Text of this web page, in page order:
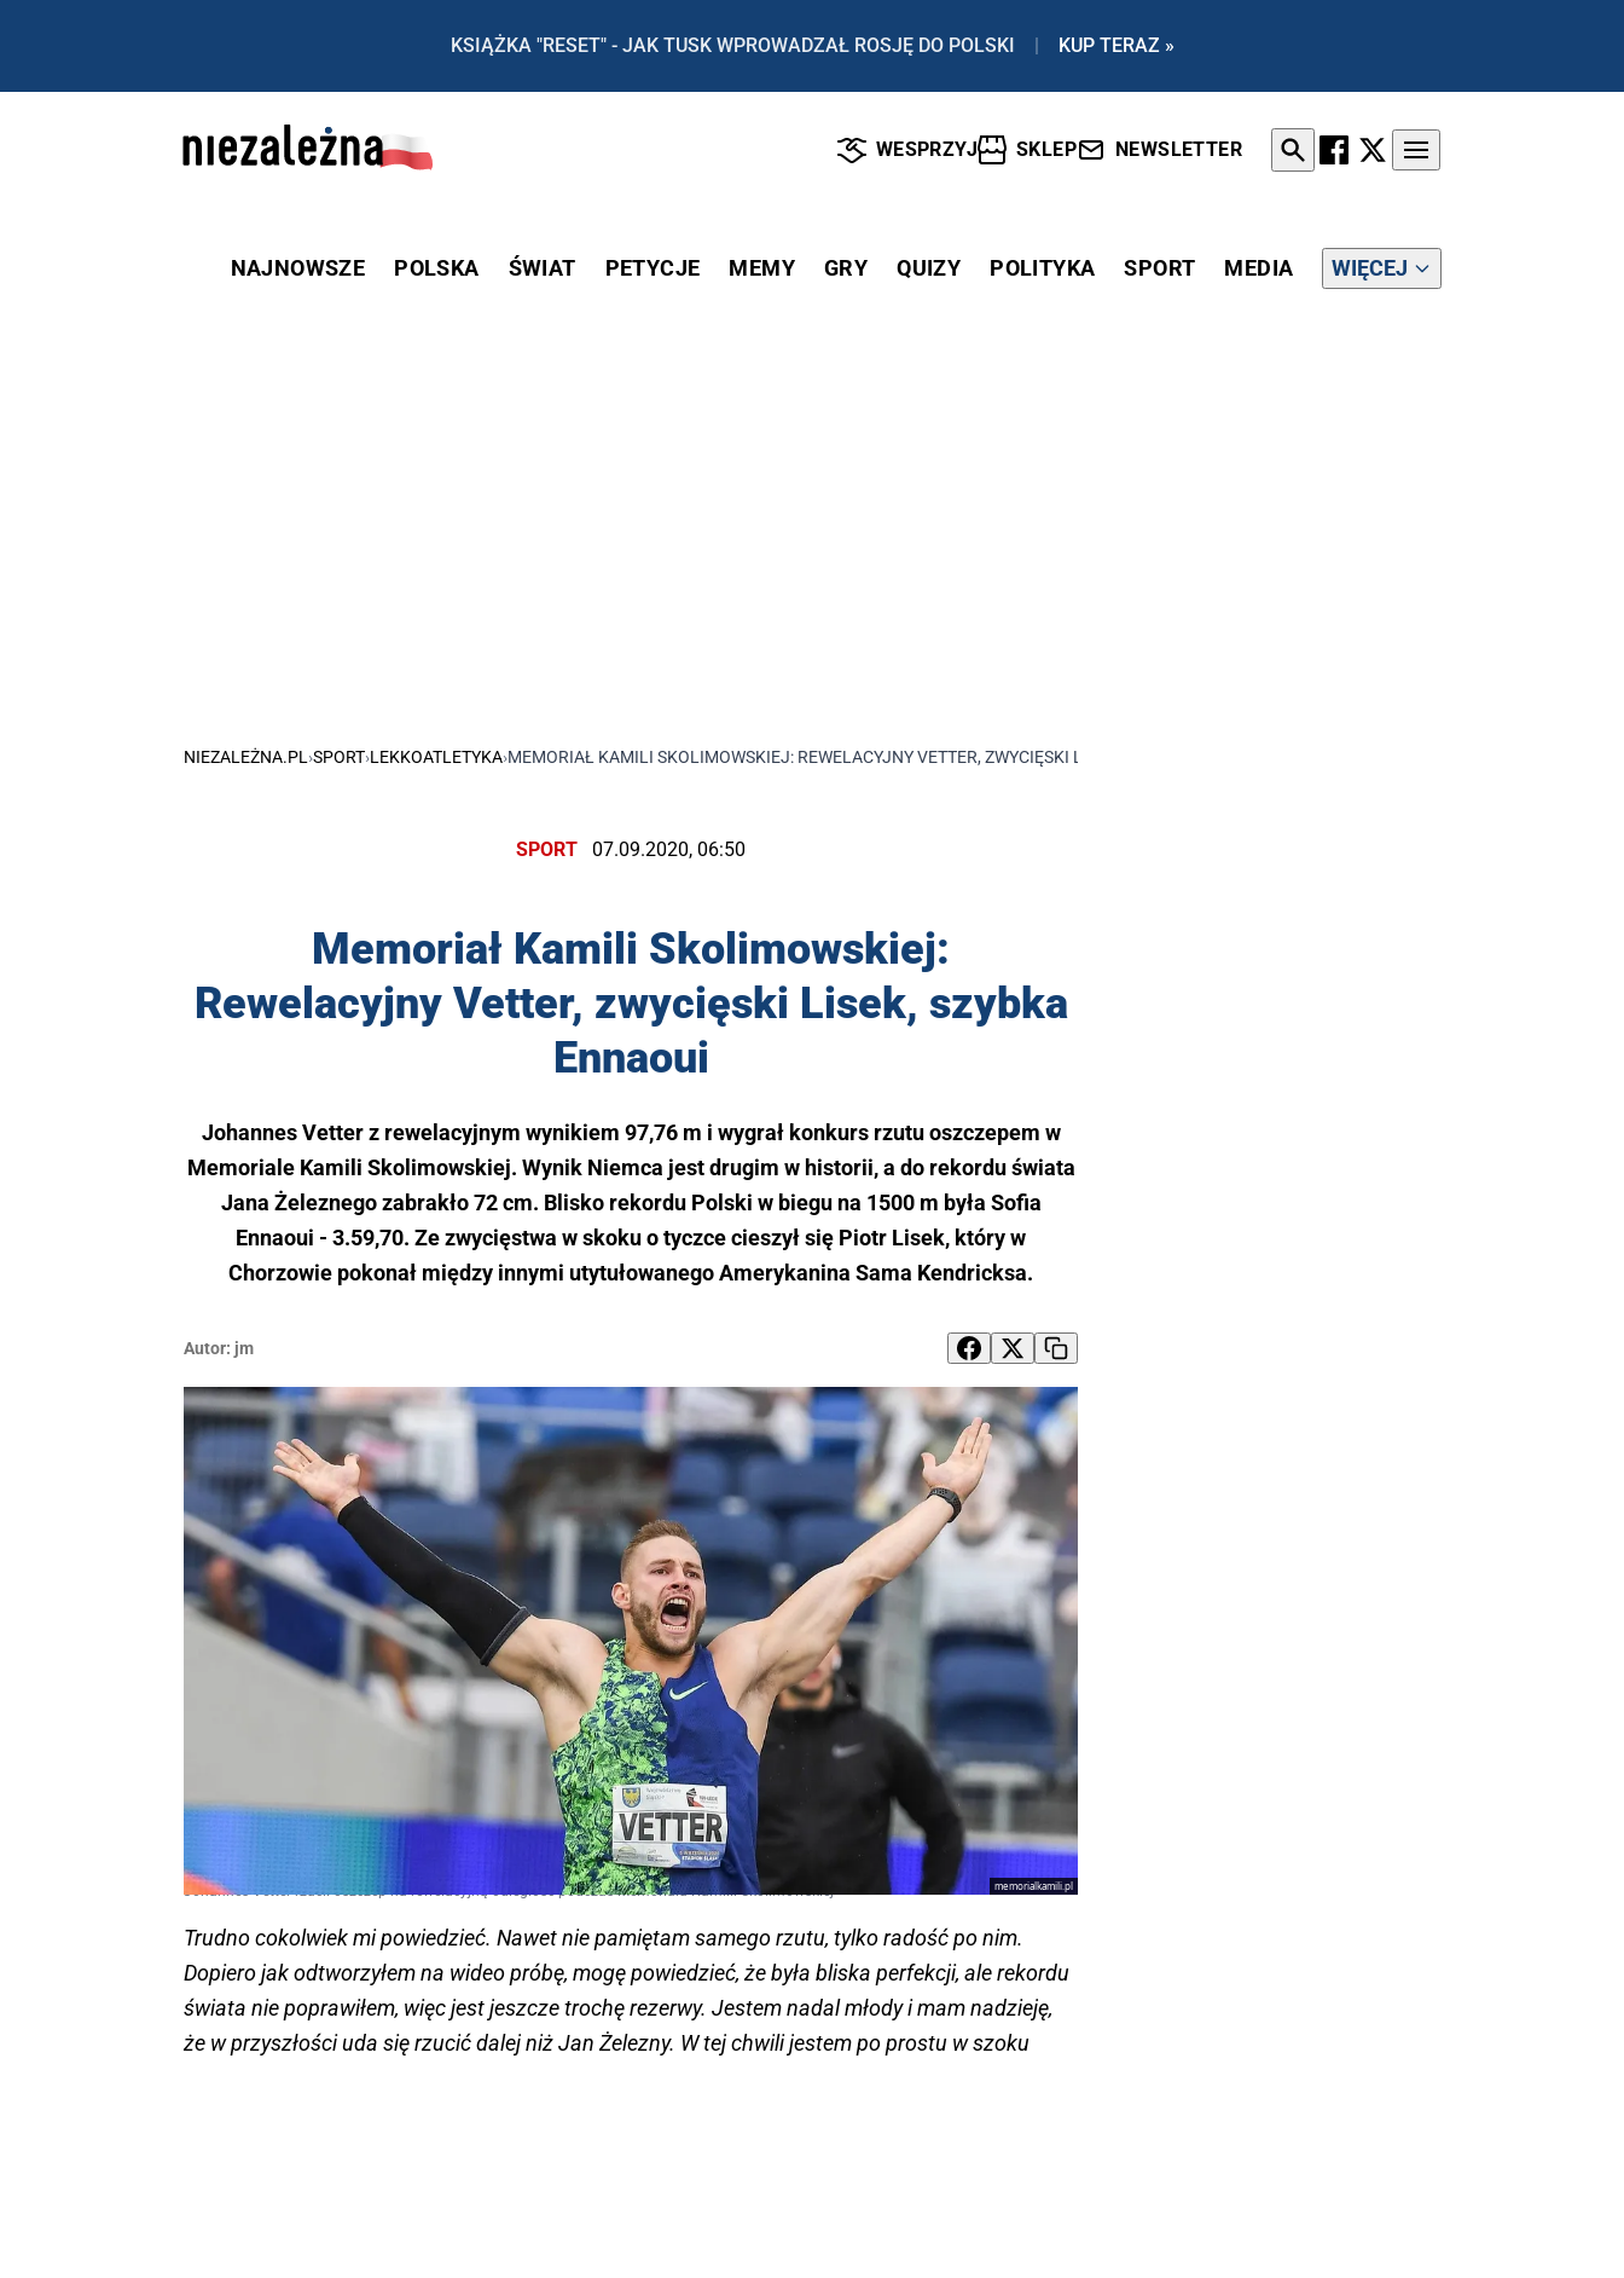
KSIĄŻKA "RESET" - JAK TUSK WPROWADZAŁ ROSJĘ DO POLSKI | KUP TERAZ »
WESPRZYJ SKLEP NEWSLETTER
NAJNOWSZE POLSKA ŚWIAT PETYCJE MEMY GRY QUIZY POLITYKA SPORT MEDIA WIĘCEJ
NIEZALEŻNA.PL ›SPORT›LEKKOATLETYKA›MEMORIAŁ KAMILI SKOLIMOWSKIEJ: REWELACYJNY VETTER, ZWYCIĘSKI LISEK, SZYBKA ENNAOUI
SPORT 07.09.2020, 06:50
Memoriał Kamili Skolimowskiej:
Rewelacyjny Vetter, zwycięski Lisek, szybka
Ennaoui
Johannes Vetter z rewelacyjnym wynikiem 97,76 m i wygrał konkurs rzutu oszczepem w
Memoriale Kamili Skolimowskiej. Wynik Niemca jest drugim w historii, a do rekordu świata
Jana Żeleznego zabrakło 72 cm. Blisko rekordu Polski w biegu na 1500 m była Sofia
Ennaoui - 3.59,70. Ze zwycięstwa w skoku o tyczce cieszył się Piotr Lisek, który w
Chorzowie pokonał między innymi utytułowanego Amerykanina Sama Kendricksa.
Autor: jm
memorialkamili.pl
Johannes Vetter rzucił oszczep na rewelacyjną odległość podczas Memoriału Kamilii Skolimowskiej
Trudno cokolwiek mi powiedzieć. Nawet nie pamiętam samego rzutu, tylko radość po nim.
Dopiero jak odtworzyłem na wideo próbę, mogę powiedzieć, że była bliska perfekcji, ale rekordu
świata nie poprawiłem, więc jest jeszcze trochę rezerwy. Jestem nadal młody i mam nadzieję,
że w przyszłości uda się rzucić dalej niż Jan Żelezny. W tej chwili jestem po prostu w szoku